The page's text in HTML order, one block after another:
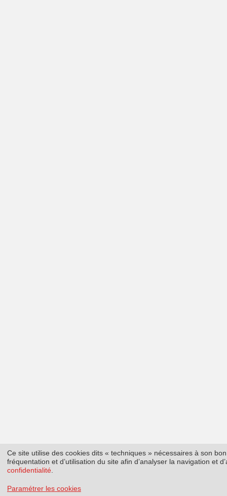
Ce site utilise des cookies dits « techniques » nécessaires à son
fréquentation et d’utilisation du site afin d’analyser la navigation et
confidentialité
Paramétrer les cookies